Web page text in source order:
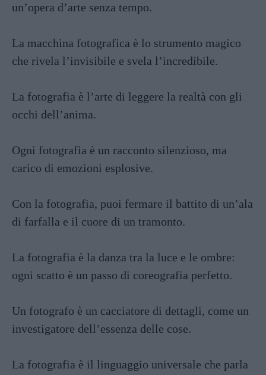
un’opera d’arte senza tempo.
La macchina fotografica è lo strumento magico
che rivela l’invisibile e svela l’incredibile.
La fotografia è l’arte di leggere la realtà con gli
occhi dell’anima.
Ogni fotografia è un racconto silenzioso, ma
carico di emozioni esplosive.
Con la fotografia, puoi fermare il battito di un’ala
di farfalla e il cuore di un tramonto.
La fotografia è la danza tra la luce e le ombre:
ogni scatto è un passo di coreografia perfetto.
Un fotografo è un cacciatore di dettagli, come un
investigatore dell’essenza delle cose.
La fotografia è il linguaggio universale che parla